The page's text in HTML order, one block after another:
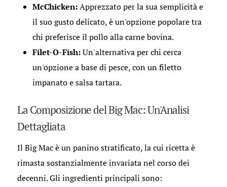
McChicken:Apprezzato per la sua semplicità e
il suo gusto delicato, è un'opzione popolare tra
chi preferisce il pollo alla carne bovina.
Filet-O-Fish:Un'alternativa per chi cerca
un'opzione a base di pesce, con un filetto
impanato e salsa tartara.
La Composizione del Big Mac: Un'Analisi
Dettagliata
Il Big Mac è un panino stratificato, la cui ricetta è
rimasta sostanzialmente invariata nel corso dei
decenni. Gli ingredienti principali sono: